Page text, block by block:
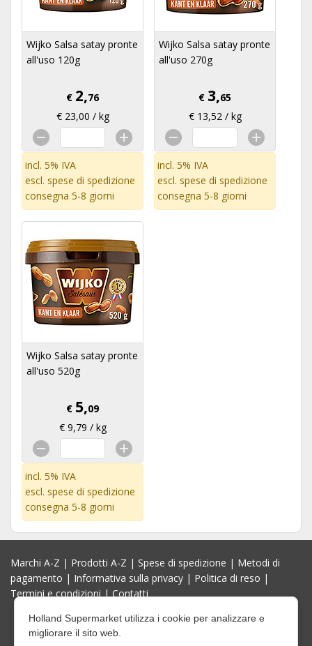
Wijko Salsa satay pronte
all'uso 120g
€ 2,76
€ 23,00 / kg
incl. 5% IVA
escl. spese di spedizione
consegna 5-8 giorni
Wijko Salsa satay pronte
all'uso 270g
€ 3,65
€ 13,52 / kg
incl. 5% IVA
escl. spese di spedizione
consegna 5-8 giorni
Wijko Salsa satay pronte
all'uso 520g
€ 5,09
€ 9,79 / kg
incl. 5% IVA
escl. spese di spedizione
consegna 5-8 giorni
Marchi A-Z | Prodotti A-Z | Spese di spedizione | Metodi di
pagamento | Informativa sulla privacy | Politica di reso |
Termini e condizioni|Contatti
Holland Supermarket utilizza i cookie per analizzare e
migliorare il sito web.